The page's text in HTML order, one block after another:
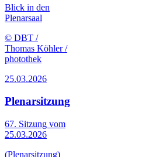
Blick in den
Plenarsaal
© DBT /
Thomas Köhler /
photothek
25.03.2026
Plenarsitzung
67. Sitzung vom
25.03.2026
(Plenarsitzung)